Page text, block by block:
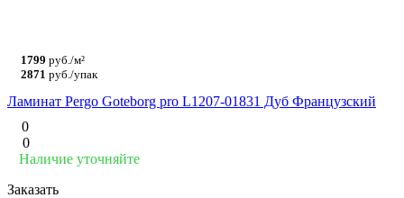
1799 руб./м²
2871 руб./упак
Ламинат Pergo Goteborg pro L1207-01831 Дуб Французский
0
0
Наличие уточняйте
Заказать